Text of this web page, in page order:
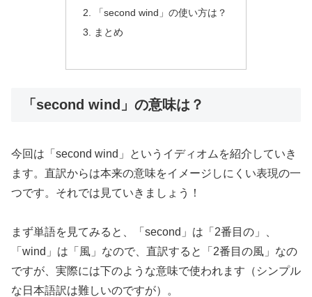
「second wind」の使い方は？
まとめ
「second wind」の意味は？
今回は「second wind」というイディオムを紹介していき
ます。直訳からは本来の意味をイメージしにくい表現の一
つです。それでは見ていきましょう！
まず単語を見てみると、「second」は「2番目の」、
「wind」は「風」なので、直訳すると「2番目の風」なの
ですが、実際には下のような意味で使われます（シンプル
な日本語訳は難しいのですが）。